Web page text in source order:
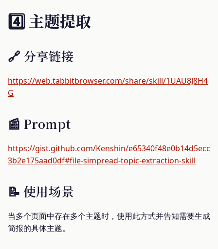
4️⃣ 主题提取
🔗 分享链接
https://web.tabbitbrowser.com/share/skill/1UAU8J8H4
G
📰 Prompt
https://gist.github.com/Kenshin/e65340f48e0b14d5ecc
3b2e175aad0df#file-simpread-topic-extraction-skill
📝 使用场景
当多个页面中存在多个主题时，使用此方式并告知需要生成
简报的具体主题。